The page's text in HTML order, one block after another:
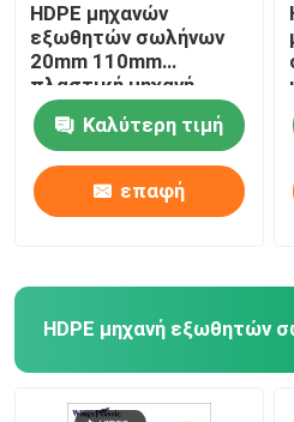
HDPE μηχανών
εξωθητών σωλήνων
20mm 110mm
πλαστική μηχανή
εξώθησης σωλήνων
Καλύτερη τιμή
επαφή
HDPE μηχανή εξωθητών